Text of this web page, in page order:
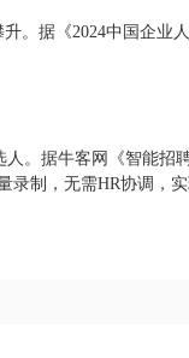
据《2024中国企
。据牛客网《智能
制，无需HR协调，实